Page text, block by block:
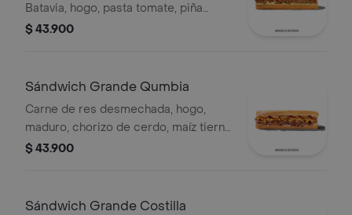
Batavia, hogo, pasta tomate, piña
calada asada, cebolla blanca y
$ 43.900
Sándwich Grande Qumbia
Carne de res desmechada, hogo,
maduro, chorizo de cerdo, maíz tierno
y salsa Qbano.
$ 43.900
Sándwich Grande Costilla